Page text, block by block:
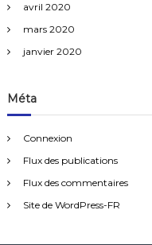
avril 2020
mars 2020
janvier 2020
Méta
Connexion
Flux des publications
Flux des commentaires
Site de WordPress-FR